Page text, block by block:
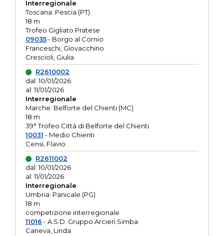
Interregionale
Toscana: Pescia (PT)
18 m
Trofeo Gigliato Pratese
09035- Borgo al Cornio
Franceschi, Giovacchino
Crescioli, Giulia
R2610002
dal: 10/01/2026
al: 11/01/2026
Interregionale
Marche: Belforte del Chienti (MC)
18 m
39° Trofeo Città di Belforte del Chienti.
10031 - Medio Chienti
Censi, Flavio
R2611002
dal: 10/01/2026
al: 11/01/2026
Interregionale
Umbria: Panicale (PG)
18 m
competizione interregionale
11016 - A.S.D. Gruppo Arcieri Simba
Caneva, Linda